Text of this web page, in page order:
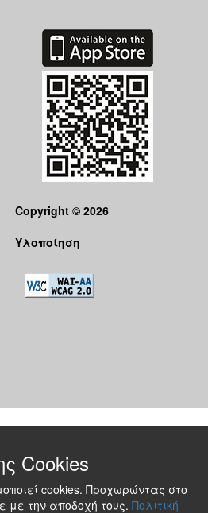
Copyright © 2026
Υλοποίηση
Cookies
cookies. Προχωρώντας στο
με την αποδοχή τους. Πολιτική